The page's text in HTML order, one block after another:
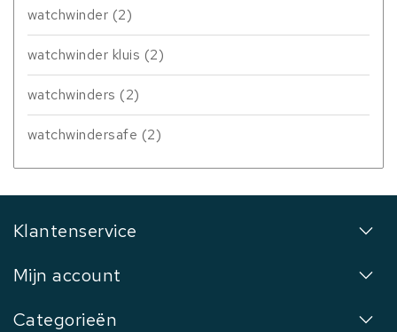
watchwinder (2)
watchwinder kluis (2)
watchwinders (2)
watchwindersafe (2)
Klantenservice
Mijn account
Categorieën